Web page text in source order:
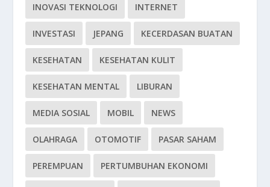
INOVASI TEKNOLOGI INTERNET
INVESTASI JEPANG KECERDASAN BUATAN
KESEHATAN KESEHATAN KULIT
KESEHATAN MENTAL LIBURAN
MEDIA SOSIAL MOBIL NEWS
OLAHRAGA OTOMOTIF PASAR SAHAM
PEREMPUAN PERTUMBUHAN EKONOMI